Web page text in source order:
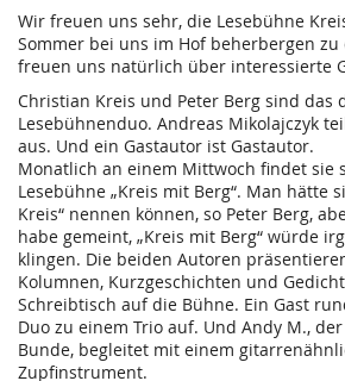
Wir freuen uns sehr, die Lesebühne
Sommer bei uns im Hof beherbergen
freuen uns natürlich über interessierte
Christian Kreis und Peter Berg sind das
Lesebühnenduo. Andreas Mikolajczyk
aus. Und ein Gastautor ist Gastautor.
Monatlich an einem Mittwoch findet sie
Lesebühne „Kreis mit Berg“. Man hätte
Kreis“ nennen können, so Peter Berg,
habe gemeint, „Kreis mit Berg“ würde
klingen. Die beiden Autoren
Kolumnen, Kurzgeschichten und
Schreibtisch auf die Bühne. Ein Gast
Duo zu einem Trio auf. Und Andy M.,
Bunde, begleitet mit einem
Zupfinstrument.